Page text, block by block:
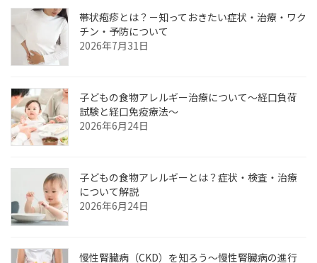
帯状疱疹とは？－知っておきたい症状・治療・ワク
チン・予防について
2026年7月31日
子どもの食物アレルギー治療について～経口負荷
試験と経口免疫療法～
2026年6月24日
子どもの食物アレルギーとは？症状・検査・治療
について解説
2026年6月24日
慢性腎臓病（CKD）を知ろう～慢性腎臓病の進行